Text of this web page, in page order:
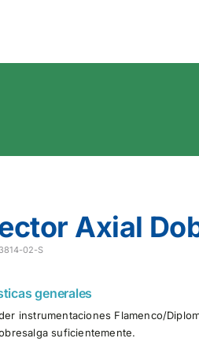
Axial
02-S
generales
instrumentaciones Flamenco/
suficientemente.